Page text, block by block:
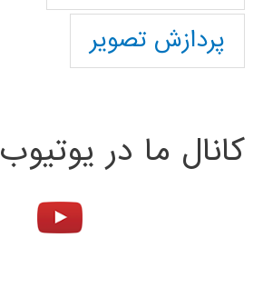
پردازش تصویر
کانال ما در یوتیوب